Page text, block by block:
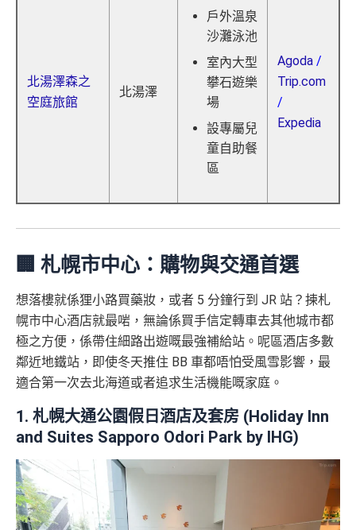
北湯澤森之
空庭旅館
北湯澤
戶外溫泉
沙灘泳池
室內大型
攀石遊樂
場
設專屬兒
童自助餐
區
Agoda /
Trip.com
/
Expedia
🏢 札幌市中心：購物與交通首選
想落樓就係狸小路買藥妝，或者 5 分鐘行到 JR 站？揀札
幌市中心酒店就最啱，無論係買手信定轉車去其他城市都
極之方便，係帶住細路出遊嘅最強補給站。呢區酒店多數
鄰近地鐵站，即使冬天推住 BB 車都唔怕受風雪影響，最
適合第一次去北海道或者追求生活機能嘅家庭。
1. 札幌大通公園假日酒店及套房 (Holiday Inn
and Suites Sapporo Odori Park by IHG)